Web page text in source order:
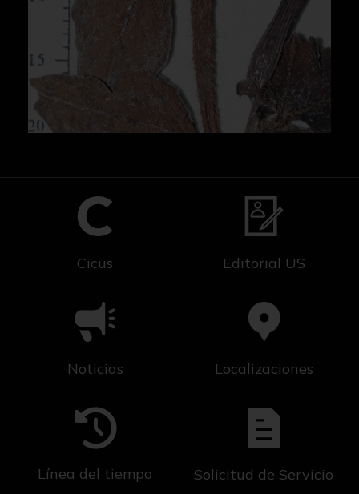
Cicus Editorial US
Noticias Localizaciones
Línea del tiempo Solicitud de Servicio